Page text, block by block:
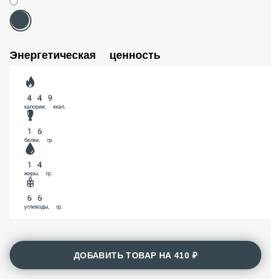
Энергетическая ценность
449
калории, ккал.
16
белки, гр.
14
жиры, гр.
66
ДОБАВИТЬ ТОВАР НА410 ₽